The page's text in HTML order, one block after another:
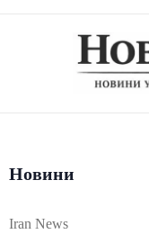
Новини
Iran News